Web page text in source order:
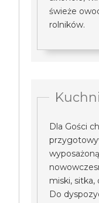
świeże
rolników.
Dla Gości
miski, sitka,
Do